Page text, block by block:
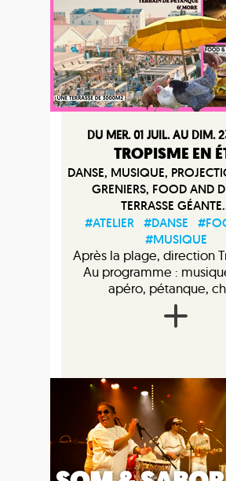
DU MER. 01 JUIL. AU DIM.
TROPISME EN
DANSE, MUSIQUE,
GRENIERS, FOOD AND
TERRASSE
#ATELIER #DANSE
#MUSIQUE
Après la plage, direction
Au programme :
apéro, pétanque,